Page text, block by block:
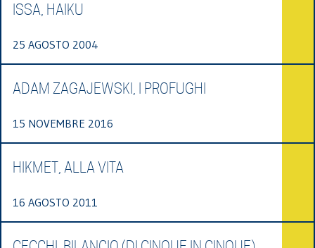
ISSA, HAIKU
25 AGOSTO 2004
ADAM ZAGAJEWSKI, I PROFUGHI
15 NOVEMBRE 2016
HIKMET, ALLA VITA
16 AGOSTO 2011